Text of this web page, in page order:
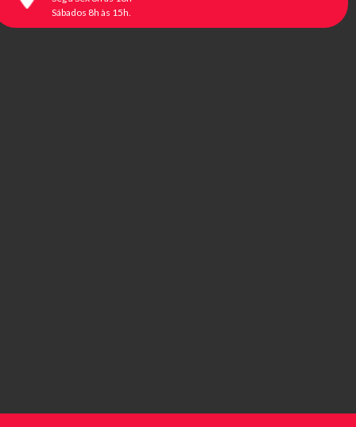
Sábados 8h às 15h.